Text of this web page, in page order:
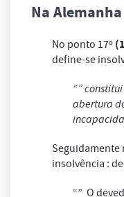
Na Alemanha
No ponto 17º
define-se
“”
abertura
Seguidamente
insolvência :
“” O